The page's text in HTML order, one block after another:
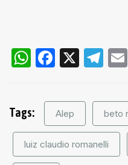
WhatsApp
X
Tags: Alep beto
luiz claudio romanelli